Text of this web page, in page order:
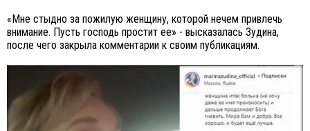
«Мне стыдно за пожилую женщину, которой нечем привлечь
внимание. Пусть господь простит ее» - высказалась Зудина,
после чего закрыла комментарии к своим публикациям.